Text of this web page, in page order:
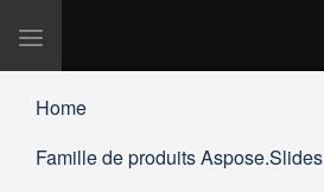
Basculer
Home
Famille de produits Aspose.Slides